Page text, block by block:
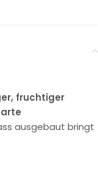
fruchtiger
ausgebaut bringt